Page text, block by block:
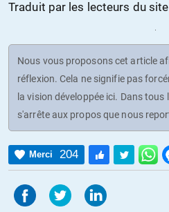
Traduit par les lecteurs du
Nous vous proposons cet article
réflexion. Cela ne signifie pas
la vision développée ici. Dans
s'arrête aux propos que nous
Merci 204